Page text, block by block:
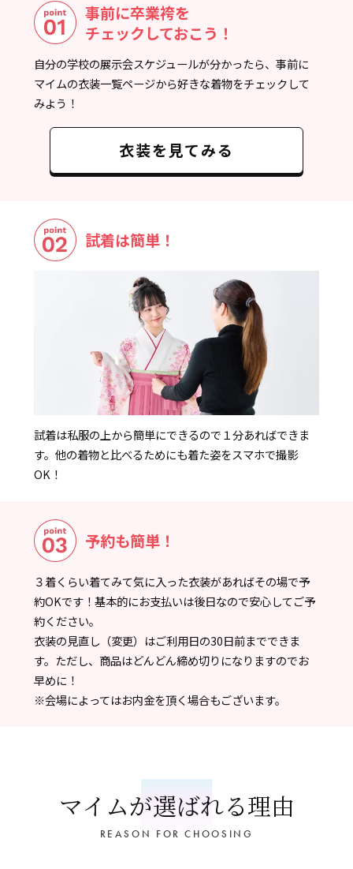
事前に卒業袴を
チェックしておこう！
自分の学校の展示会スケジュールが分かったら、事前に
マイムの衣装一覧ページから好きな着物をチェックして
みよう！
衣装を見てみる
試着は簡単！
試着は私服の上から簡単にできるので１分あればできま
す。他の着物と比べるためにも着た姿をスマホで撮影
OK！
予約も簡単！
３着くらい着てみて気に入った衣装があればその場で予
約OKです！基本的にお支払いは後日なので安心してご予
約ください。
衣装の見直し（変更）はご利用日の30日前までできま
す。ただし、商品はどんどん締め切りになりますのでお
早めに！
※会場によってはお内金を頂く場合もございます。
マイムが選ばれる理由
REASON FOR CHOOSING